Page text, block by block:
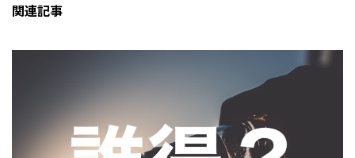
関連記事